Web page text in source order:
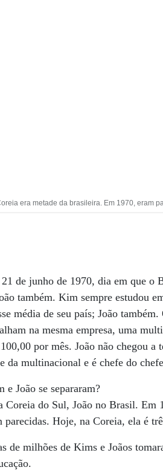
era metade da brasileira. Em 1970, eram
de junho de 1970, dia em que
também. Kim sempre estudou
média de seu país; João
na mesma empresa, uma
por mês. João não chegou
da multinacional e é chefe do
e João se separaram?
do Sul, João no Brasil. Em
Hoje, na Coreia, ela é
de milhões de Kims e Joãos